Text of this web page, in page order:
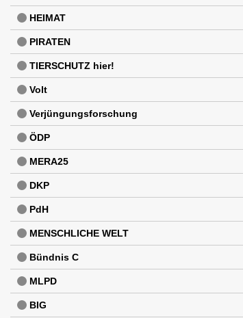
HEIMAT
PIRATEN
TIERSCHUTZ hier!
Volt
Verjüngungsforschung
ÖDP
MERA25
DKP
PdH
MENSCHLICHE WELT
Bündnis C
MLPD
BIG